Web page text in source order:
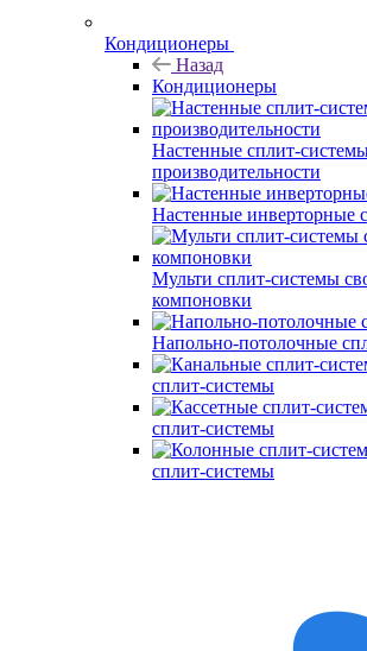
Кондиционеры
Назад
Кондиционеры
Настенные сплит-
производительности
Настенные инверторные
Мульти сплит-системы
компоновки
Напольно-потолочные
сплит-системы
сплит-системы
сплит-системы